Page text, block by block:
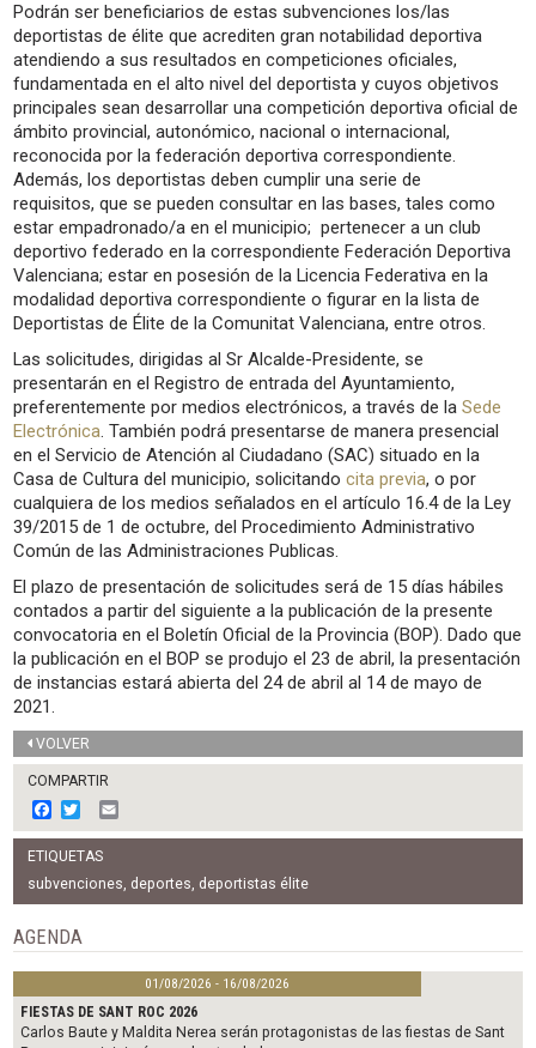
Podrán ser beneficiarios de estas subvencioneslos/las
deportistas de élite que acrediten gran notabilidad deportiva
atendiendo a sus resultados en competiciones oficiales,
fundamentada en el alto nivel del deportistay cuyos objetivos
principales sean desarrollar una competición deportiva oficial de
ámbito provincial, autonómico, nacional o internacional,
reconocida por la federación deportiva correspondiente.
Además, los deportistas deben cumplir una serie de
requisitos, que se pueden consultar en las bases, tales como
estar empadronado/a en el municipio; pertenecer a un club
deportivo federado en la correspondiente Federación Deportiva
Valenciana; estar en posesión de la Licencia Federativa en la
modalidad deportiva correspondiente o figurar en la lista de
Deportistas de Élite de la Comunitat Valenciana, entre otros.
Las solicitudes, dirigidas al Sr Alcalde-Presidente,se
presentarán en el Registro de entrada del Ayuntamiento,
preferentemente por medios electrónicos, a través de laSede
Electrónica. También podrá presentarse de manera presencial
en el Servicio de Atención al Ciudadano (SAC) situado en la
Casa de Cultura del municipio, solicitandocita previa, o por
cualquiera de los medios señalados en el artículo 16.4 de la Ley
39/2015 de 1 de octubre, del Procedimiento Administrativo
Común de las Administraciones Publicas.
El plazo de presentación de solicitudes será de 15 días hábiles
contados a partir del siguiente a la publicación de la presente
convocatoria en el Boletín Oficial de la Provincia (BOP). Dado que
la publicación en el BOP se produjo el 23 de abril, la presentación
de instancias estará abierta del 24 de abril al 14 de mayo de
2021.
VOLVER
COMPARTIR
F
a
c
e
b
o
o
k
w
i
t
t
e
m
l
ETIQUETAS
subvenciones, deportes, deportistas élite
AGENDA
01/08/2026 - 16/08/2026
FIESTAS DE SANT ROC 2026
Carlos Baute y Maldita Nerea serán protagonistas de las fiestas de Sant